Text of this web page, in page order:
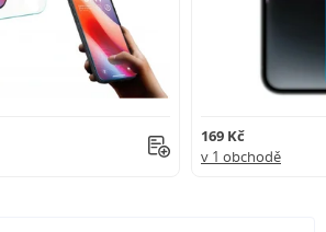
169 Kč
v 1 obchodě